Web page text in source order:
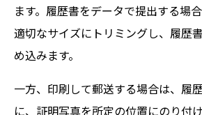
ます。履歴書をデータで提出する場
適切なサイズにトリミングし、履歴
め込みます。
一方、印刷して郵送する場合は、履
に、証明写真を所定の位置にのり付